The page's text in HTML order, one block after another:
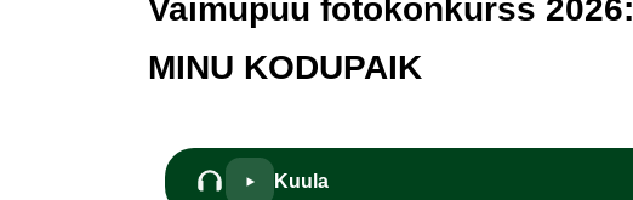
Vaimupuu fotokonkurss 2026:
MINU KODUPAIK
Kuula